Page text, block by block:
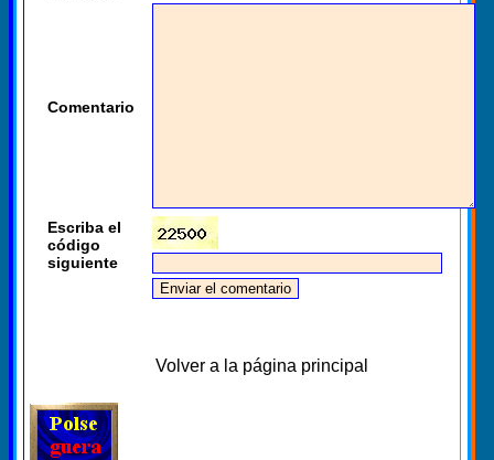
Comentario
Escriba el
código
siguiente
Volver a la página principal